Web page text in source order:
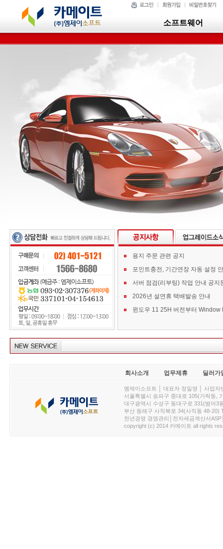
소프트웨어
용지 주문 관련 공지
포인트충전, 기간연장 자동 설정
서버 점검(리부팅) 작업 안내 공지
2026년 설연휴 택배발송 안내
회사소개 업무제휴 딜러가
엠제이소프트 │ 대표자 정일영 │ 사업
서울특별시 송파구 중대로 105(가락동,
대구광역시 수성구 동대구로 331(범어3
부산 동래구 사직북로 34(사직동 48-20)
천년경영 경영관리│전자세금계산서
copyright (c) 2014 카메이트 all rights